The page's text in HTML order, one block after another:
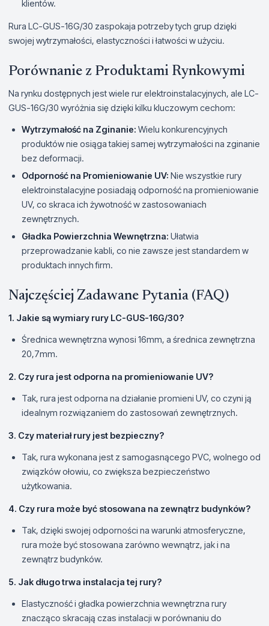
klientów.
Rura LC-GUS-16G/30 zaspokaja potrzeby tych grup dzięki
swojej wytrzymałości, elastyczności i łatwości w użyciu.
Porównanie z Produktami Rynkowymi
Na rynku dostępnych jest wiele rur elektroinstalacyjnych, ale LC-
GUS-16G/30 wyróżnia się dzięki kilku kluczowym cechom:
Wytrzymałość na Zginanie: Wielu konkurencyjnych
produktów nie osiąga takiej samej wytrzymałości na zginanie
bez deformacji.
Odporność na Promieniowanie UV: Nie wszystkie rury
elektroinstalacyjne posiadają odporność na promieniowanie
UV, co skraca ich żywotność w zastosowaniach
zewnętrznych.
Gładka Powierzchnia Wewnętrzna: Ułatwia
przeprowadzanie kabli, co nie zawsze jest standardem w
produktach innych firm.
Najczęściej Zadawane Pytania (FAQ)
1. Jakie są wymiary rury LC-GUS-16G/30?
Średnica wewnętrzna wynosi 16mm, a średnica zewnętrzna
20,7mm.
2. Czy rura jest odporna na promieniowanie UV?
Tak, rura jest odporna na działanie promieni UV, co czyni ją
idealnym rozwiązaniem do zastosowań zewnętrznych.
3. Czy materiał rury jest bezpieczny?
Tak, rura wykonana jest z samogasnącego PVC, wolnego od
związków ołowiu, co zwiększa bezpieczeństwo
użytkowania.
4. Czy rura może być stosowana na zewnątrz budynków?
Tak, dzięki swojej odporności na warunki atmosferyczne,
rura może być stosowana zarówno wewnątrz, jak i na
zewnątrz budynków.
5. Jak długo trwa instalacja tej rury?
Elastyczność i gładka powierzchnia wewnętrzna rury
znacząco skracają czas instalacji w porównaniu do